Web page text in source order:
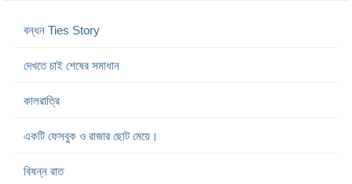
বন্ধন Ties Story
দেখতে চাই শেষের সমাধান
কালরাত্রি
একটি ফেসবুক ও রাজার ছোট মেয়ে।
বিষন্ন রাত